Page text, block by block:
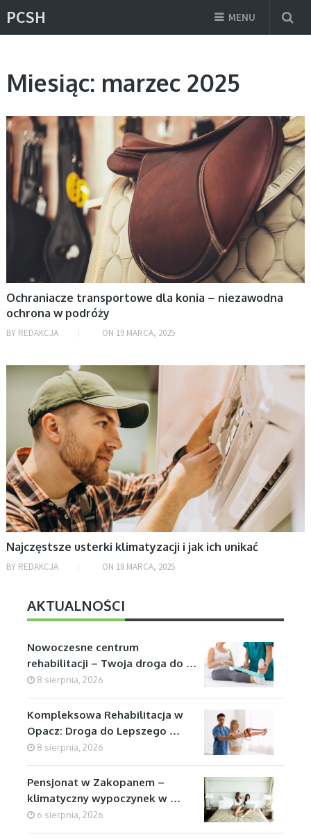
PCSH MENU
Miesiąc: marzec 2025
UNCATEGORIZED
Ochraniacze transportowe dla konia – niezawodna
ochrona w podróży
BY REDAKCJA ON 19 MARCA, 2025
DOM
Najczęstsze usterki klimatyzacji i jak ich unikać
BY REDAKCJA ON 18 MARCA, 2025
AKTUALNOŚCI
Nowoczesne centrum
rehabilitacji – Twoja droga do …
8 sierpnia, 2026
Kompleksowa Rehabilitacja w
Opacz: Droga do Lepszego …
8 sierpnia, 2026
Pensjonat w Zakopanem –
klimatyczny wypoczynek w …
6 sierpnia, 2026